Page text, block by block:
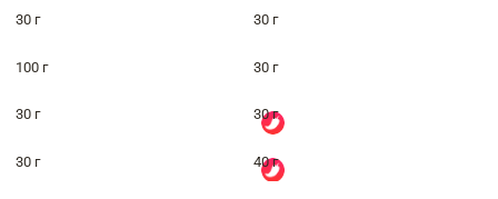
30 г 30 г
100 г 30 г
30 г 30 г
30 г 40 г